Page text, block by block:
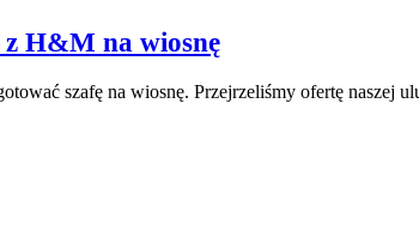
z H&M na wiosnę
szafę na wiosnę. Przejrzeliśmy ofertę